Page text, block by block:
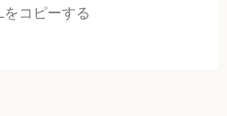
をコピーする